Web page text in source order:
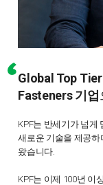
Global Top
Fasteners 기업
KPF는 반세기가 넘게
새로운 기술을 제공하
왔습니다.
KPF는 이제 100년 이